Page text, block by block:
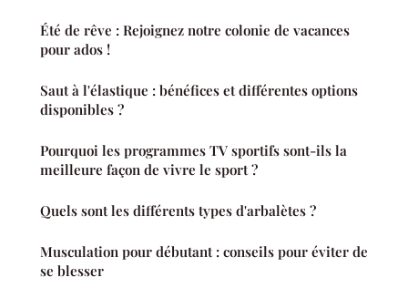
Été de rêve : Rejoignez notre colonie de vacances
pour ados !
Saut à l'élastique : bénéfices et différentes options
disponibles ?
Pourquoi les programmes TV sportifs sont-ils la
meilleure façon de vivre le sport ?
Quels sont les différents types d'arbalètes ?
Musculation pour débutant : conseils pour éviter de
se blesser